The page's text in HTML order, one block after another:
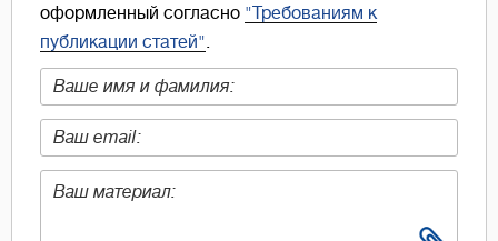
оформленный согласно "Требованиям к
публикации статей".